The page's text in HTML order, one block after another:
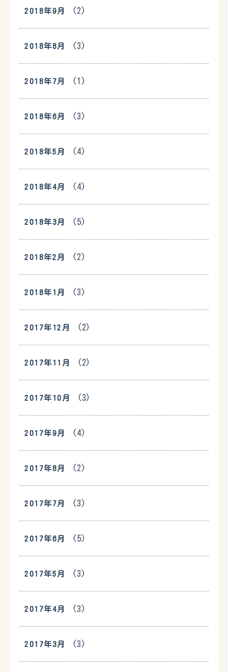
2018年9月 (2)
2018年8月 (3)
2018年7月 (1)
2018年6月 (3)
2018年5月 (4)
2018年4月 (4)
2018年3月 (5)
2018年2月 (2)
2018年1月 (3)
2017年12月 (2)
2017年11月 (2)
2017年10月 (3)
2017年9月 (4)
2017年8月 (2)
2017年7月 (3)
2017年6月 (5)
2017年5月 (3)
2017年4月 (3)
2017年3月 (3)